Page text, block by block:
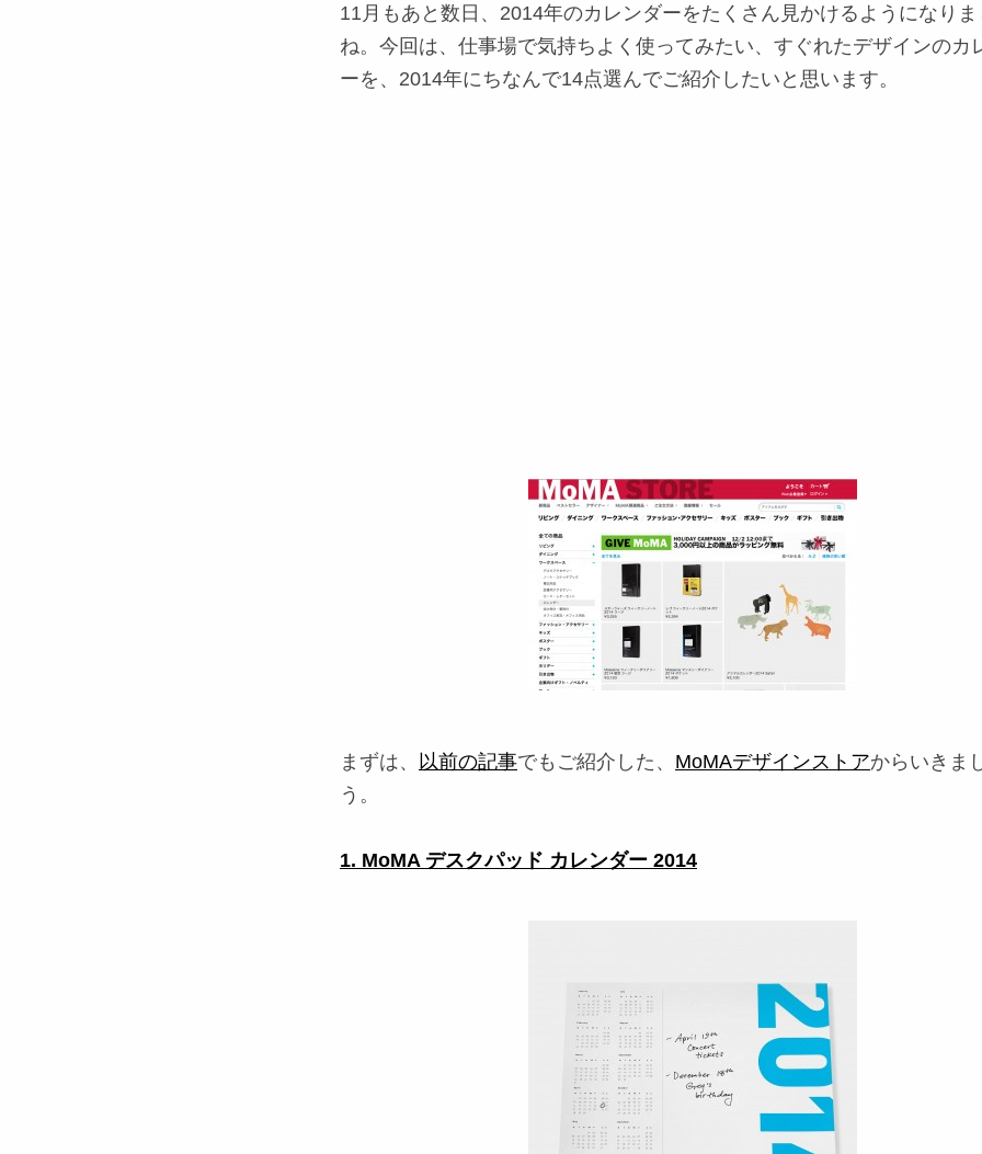
11月もあと数日、2014年のカレンダーをたくさん見かけるようになりま
ね。今回は、仕事場で気持ちよく使ってみたい、すぐれたデザインのカ
ーを、2014年にちなんで14点選んでご紹介したいと思います。
まずは、 以前の記事でもご紹介した、 MoMAデザインストアからいきま
う。
1. MoMA デスクパッド カレンダー 2014